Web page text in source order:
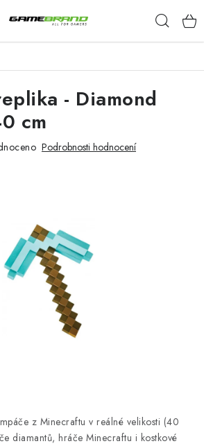
a platba
z Minecraftu v reálné velikosti (40
diamantů, hráče Minecraftu i kostkové
- Diamond
cm
Podrobnosti hodnocení